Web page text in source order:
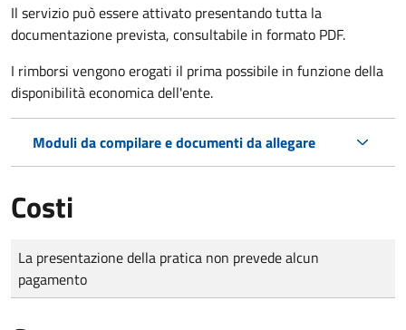
Il servizio può essere attivato presentando tutta la
documentazione prevista, consultabile in formato PDF.
I rimborsi vengono erogati il prima possibile in funzione della
disponibilità economica dell'ente.
Moduli da compilare e documenti da allegare
Costi
Tipo di pagamento
Importo
La presentazione della pratica non prevede alcun
pagamento